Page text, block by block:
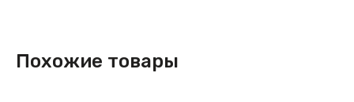
Похожие товары